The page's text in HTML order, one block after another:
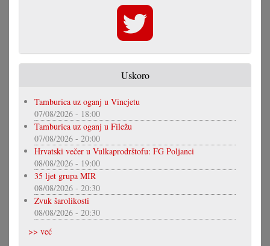
Uskoro
Tamburica uz oganj u Vincjetu
07/08/2026 - 18:00
Tamburica uz oganj u Filežu
07/08/2026 - 20:00
Hrvatski večer u Vulkaprodrštofu: FG Poljanci
08/08/2026 - 19:00
35 ljet grupa MIR
08/08/2026 - 20:30
Zvuk šarolikosti
08/08/2026 - 20:30
>> već